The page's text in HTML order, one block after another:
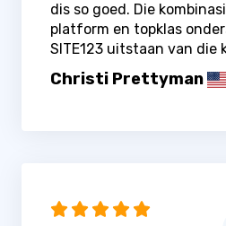
dis so goed. Die
platform en topklas
SITE123 uitstaan ​​van die
Christi Prettyman